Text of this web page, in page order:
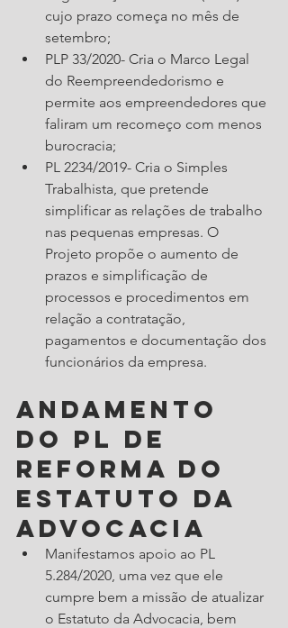
cujo prazo começa no mês de
setembro;
PLP 33/2020- Cria o Marco Legal
do Reempreendedorismo e
permite aos empreendedores que
faliram um recomeço com menos
burocracia;
PL 2234/2019- Cria o Simples
Trabalhista, que pretende
simplificar as relações de trabalho
nas pequenas empresas. O
Projeto propõe o aumento de
prazos e simplificação de
processos e procedimentos em
relação a contratação,
pagamentos e documentação dos
funcionários da empresa.
Andamento
do PL de
reforma do
Estatuto da
Advocacia
Manifestamos apoio ao PL
5.284/2020, uma vez que ele
cumpre bem a missão de atualizar
o Estatuto da Advocacia, bem